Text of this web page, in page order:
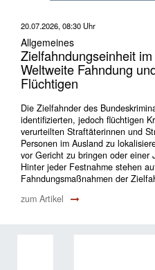
20.07.2026, 08:30 Uhr
Allgemeines
Zielfahndungseinheit
Weltweite Fahndung
Flüchtigen
Die Zielfahnder des
identifizierten, jedoch flüchtigen
verurteilten Straftäterinnen und
Personen im Ausland zu
vor Gericht zu bringen oder einer
Hinter jeder Festnahme stehen
Fahndungsmaßnahmen der
zum Artikel